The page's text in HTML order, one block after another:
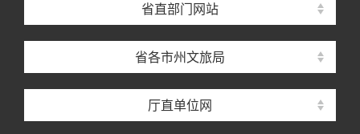
省直部门网站
省各市州文旅局
厅直单位网